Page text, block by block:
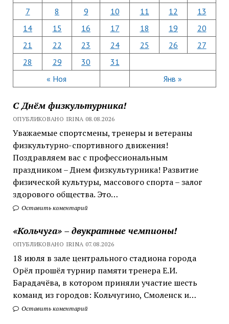
« Ноя Янв »
7
8 9 10 11 12
13
14
15 16 17 18 19
20
21
22 23 24 25 26
27
28
29 30 31
С Днём физкультурника!
ОПУБЛИКОВАНО IRINA 08.08.2026
Уважаемые спортсмены, тренеры и ветераны
физкультурно-спортивного движения!
Поздравляем вас с профессиональным
праздником – Днем физкультурника! Развитие
физической культуры, массового спорта – залог
здорового общества. Это…
Оставить коментарий
«Кольчуга» – двукратные чемпионы!
ОПУБЛИКОВАНО IRINA 07.08.2026
18 июля в зале центрального стадиона города
Орёл прошёл турнир памяти тренера Е.И.
Барадачёва, в котором приняли участие шесть
команд из городов: Кольчугино, Смоленск и…
Оставить коментарий